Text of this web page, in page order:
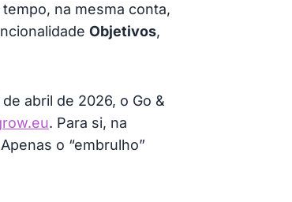
na mesma conta,
Objetivos,
abril de 2026, o Go &
. Para si, na
o “embrulho”